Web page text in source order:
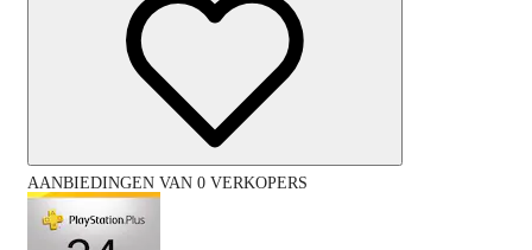
AANBIEDINGEN VAN 0 VERKOPERS